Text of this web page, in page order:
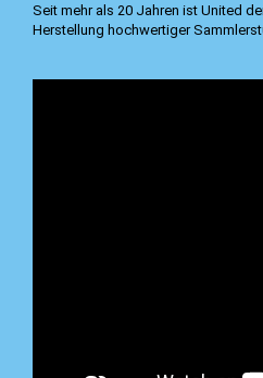
Seit mehr als 20 Jahren ist United
Herstellung hochwertiger